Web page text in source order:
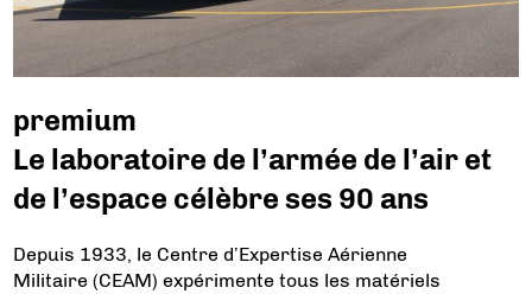
premium
Le laboratoire de l’armée de l’air et
de l’espace célèbre ses 90 ans
Depuis 1933, le Centre d’Expertise Aérienne
Militaire (CEAM) expérimente tous les matériels